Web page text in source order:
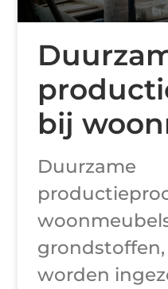
bij
Duurzame
worden